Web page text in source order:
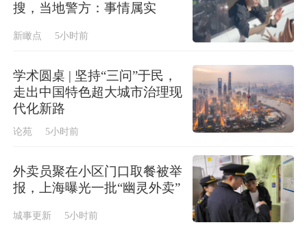
搜，当地警方：事情属实
新瞰点 5小时前
学术圆桌 | 坚持“三问”于民，
走出中国特色超大城市治理现
代化新路
论苑 5小时前
外卖员聚在小区门口取餐被举
报，上海曝光一批“幽灵外卖”
城事更新 5小时前